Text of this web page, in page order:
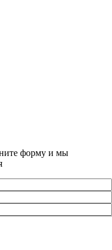
форму и мы